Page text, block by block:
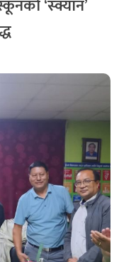
को नयाँ आयाम :
सम्पन्न
सुपरिवेक्षण सम्पन्न
‘स्क्यान’